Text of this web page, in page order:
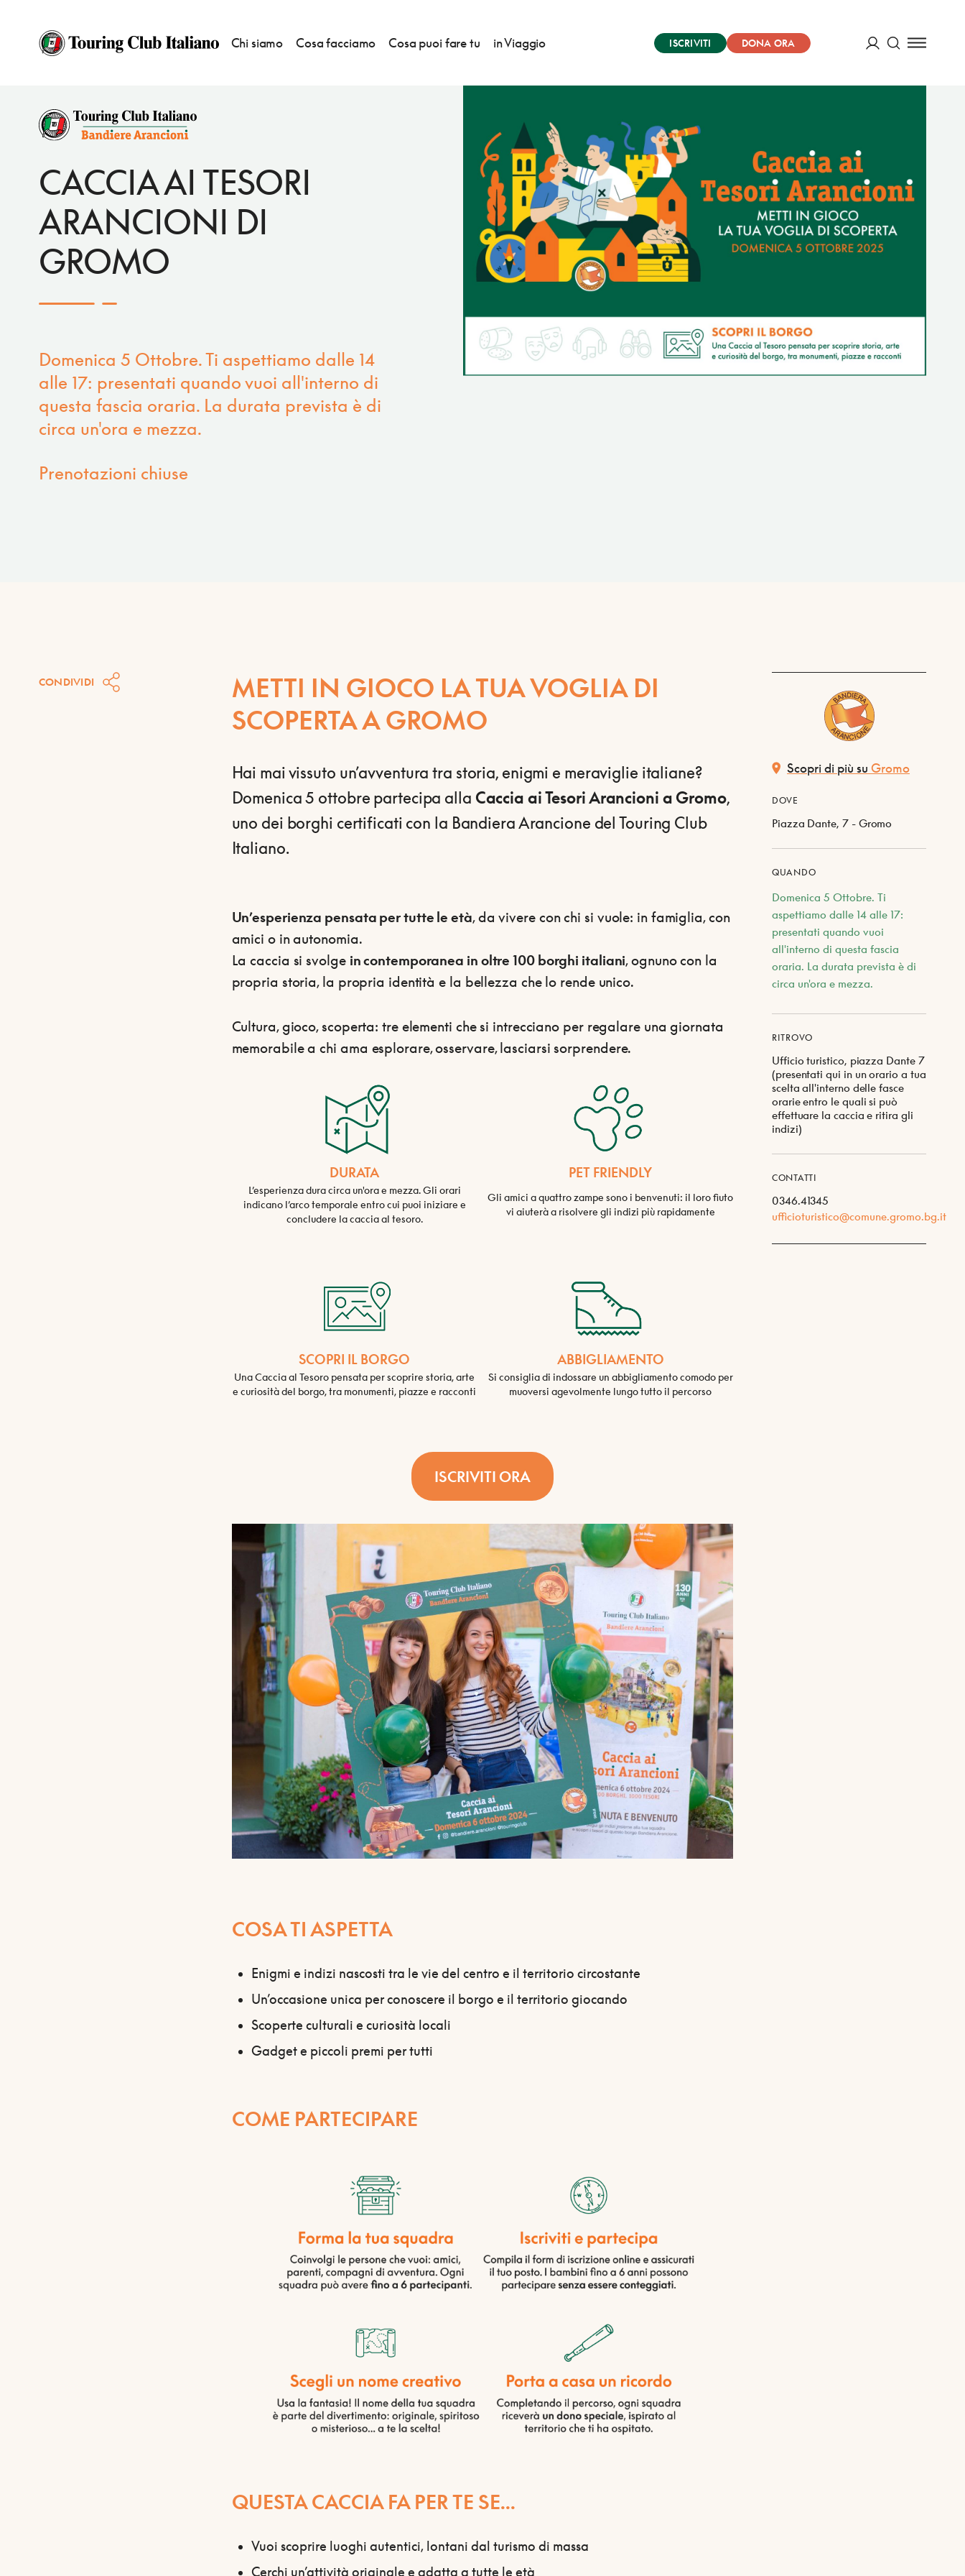
Chi siamo Cosa facciamo Cosa puoi fare tu in Viaggio ISCRIVITI
DONA ORA
CACCIA AI TESORI
ARANCIONI DI
GROMO
Domenica 5 Ottobre. Ti aspettiamo dalle 14
alle 17: presentati quando vuoi all'interno di
questa fascia oraria. La durata prevista è di
circa un'ora e mezza.
Prenotazioni chiuse
METTI IN GIOCO LA TUA VOGLIA DI
SCOPERTA A GROMO
Hai mai vissuto un’avventura tra storia, enigmi e meraviglie italiane?
Domenica 5 ottobre partecipa alla Caccia ai Tesori Arancioni a Gromo,
uno dei borghi certificati con la Bandiera Arancione del Touring Club
Italiano.
Un’esperienza pensata per tutte le età, da vivere con chi si vuole: in famiglia, con
amici o in autonomia.
La caccia si svolge in contemporanea in oltre 100 borghi italiani, ognuno con la
propria storia, la propria identità e la bellezza che lo rende unico.
Cultura, gioco, scoperta: tre elementi che si intrecciano per regalare una giornata
memorabile a chi ama esplorare, osservare, lasciarsi sorprendere.
DURATA PET FRIENDLY
L’esperienza dura circa un'ora e mezza. Gli orari
indicano l’arco temporale entro cui puoi iniziare e
concludere la caccia al tesoro.
Gli amici a quattro zampe sono i benvenuti: il loro fiuto
vi aiuterà a risolvere gli indizi più rapidamente
SCOPRI IL BORGO ABBIGLIAMENTO
Una Caccia al Tesoro pensata per scoprire storia, arte
e curiosità del borgo, tra monumenti, piazze e racconti
Si consiglia di indossare un abbigliamento comodo per
muoversi agevolmente lungo tutto il percorso
ISCRIVITI ORA
COSA TI ASPETTA
Enigmi e indizi nascosti tra le vie del centro e il territorio circostante
Un’occasione unica per conoscere il borgo e il territorio giocando
Scoperte culturali e curiosità locali
Gadget e piccoli premi per tutti
COME PARTECIPARE
QUESTA CACCIA FA PER TE SE...
Vuoi scoprire luoghi autentici, lontani dal turismo di massa
Cerchi un’attività originale e adatta a tutte le età
CONDIVIDI
Scopri di più su Gromo
DOVE
Piazza Dante, 7 - Gromo
QUANDO
Domenica 5 Ottobre. Ti
aspettiamo dalle 14 alle 17:
presentati quando vuoi
all'interno di questa fascia
oraria. La durata prevista è di
circa un'ora e mezza.
RITROVO
Ufficio turistico, piazza Dante 7
(presentati qui in un orario a tua
scelta all'interno delle fasce
orarie entro le quali si può
effettuare la caccia e ritira gli
indizi)
CONTATTI
0346.41345
ufficioturistico@comune.gromo.bg.it